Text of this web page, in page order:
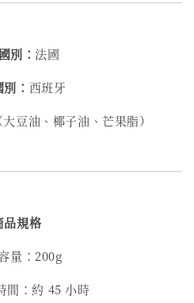
別： 法國
： 西班牙
豆油、椰子油、芒果脂）
品規格
：200g
：約 45 小時